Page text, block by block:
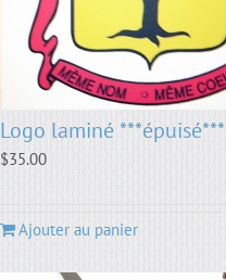
Logo laminé ***épuisé***
$35.00
Ajouter au panier